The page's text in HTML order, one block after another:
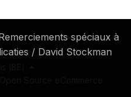
spéciaux à
/ David Stockman